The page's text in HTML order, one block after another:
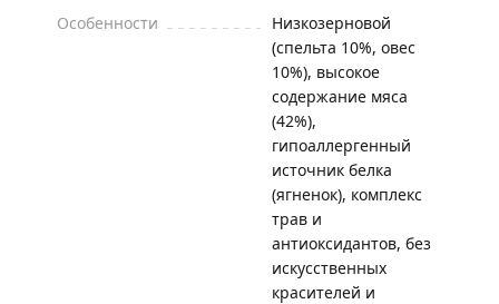
Особенности
Низкозерновой
(спельта 10%, овес
10%), высокое
содержание мяса
(42%),
гипоаллергенный
источник белка
(ягненок), комплекс
трав и
антиоксидантов, без
искусственных
красителей и